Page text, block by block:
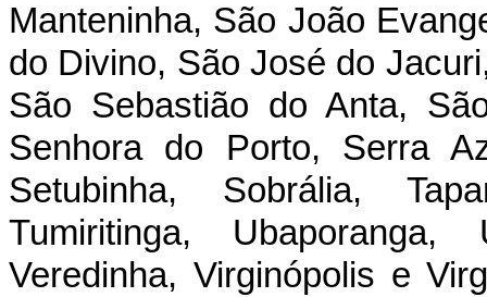
Manteninha, São João
do Divino, São José do
São Sebastião do Anta,
Senhora do Porto, Serra
Setubinha, Sobrália,
Tumiritinga,
Veredinha, Virginópolis e